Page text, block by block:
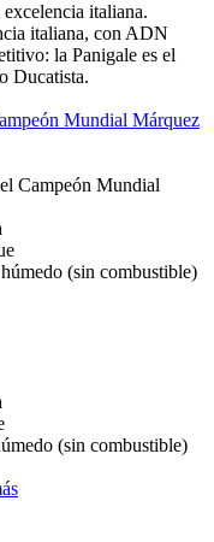
italiana.
italiana, con ADN
la Panigale es el
Ducatista.
Mundial Márquez
Campeón Mundial
(sin combustible)
(sin combustible)